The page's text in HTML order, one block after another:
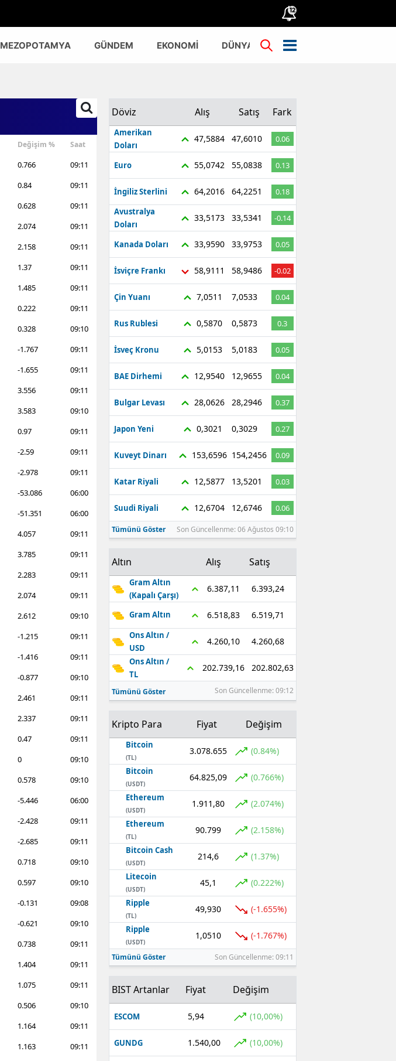
12
MEZOPOTAMYA GÜNDEM EKONOMİ DÜNYA TÜRKİYE
Değişim % Saat
0.766 09:11
0.84 09:11
0.628 09:11
2.074 09:11
2.158 09:11
1.37 09:11
1.485 09:11
0.222 09:11
0.328 09:10
-1.767 09:11
-1.655 09:11
3.556 09:11
3.583 09:10
0.97 09:11
-2.59 09:11
-2.978 09:11
-53.086 06:00
-51.351 06:00
4.057 09:11
3.785 09:11
2.283 09:11
2.074 09:11
2.612 09:10
-1.215 09:11
-1.416 09:11
-0.877 09:10
2.461 09:11
2.337 09:11
0.47 09:11
0 09:10
0.578 09:10
-5.446 06:00
-2.428 09:11
-2.685 09:11
0.718 09:10
0.597 09:10
-0.131 09:08
-0.621 09:10
0.738 09:11
1.404 09:11
1.075 09:11
0.506 09:10
1.164 09:11
1.163 09:11
Döviz Alış Satış Fark
Amerikan
Doları
47,5884 47,6010 0.06
Euro 55,0742 55,0838 0.13
İngiliz Sterlini 64,2016 64,2251
0.18
Avustralya
Doları
33,5173 33,5341 -0.14
Kanada Doları 33,9590 33,9753 0.05
İsviçre Frankı 58,9111 58,9486 -0.02
Çin Yuanı 7,0511 7,0533 0.04
Rus Rublesi 0,5870 0,5873 0.3
İsveç Kronu 5,0153 5,0183 0.05
BAE Dirhemi 12,9540 12,9655 0.04
Bulgar Levası 28,0626 28,2946 0.37
Japon Yeni 0,3021 0,3029 0.27
Kuveyt Dinarı 153,6596 154,2456 0.09
Katar Riyali 12,5877 13,5201 0.03
Suudi Riyali 12,6704 12,6746 0.06
Tümünü Göster Son Güncellenme: 06 Ağustos 09:10
Altın Alış Satış
Gram Altın
(Kapalı Çarşı)
6.387,11 6.393,24
Gram Altın 6.518,83 6.519,71
Ons Altın /
USD
4.260,10 4.260,68
Ons Altın /
TL
202.739,16 202.802,63
Tümünü Göster Son Güncellenme: 09:12
Kripto Para Fiyat Değişim
Bitcoin
(TL)
3.078.655 (0.84%)
Bitcoin
(USDT)
64.825,09 (0.766%)
Ethereum
(USDT)
1.911,80 (2.074%)
Ethereum
(TL)
90.799 (2.158%)
Bitcoin Cash
(USDT)
214,6 (1.37%)
Litecoin
(USDT)
45,1 (0.222%)
Ripple
(TL)
49,930 (-1.655%)
Ripple
(USDT)
1,0510 (-1.767%)
Tümünü Göster Son Güncellenme: 09:11
BIST Artanlar Fiyat Değişim
ESCOM 5,94 (10,00%)
GUNDG 1.540,00 (10,00%)